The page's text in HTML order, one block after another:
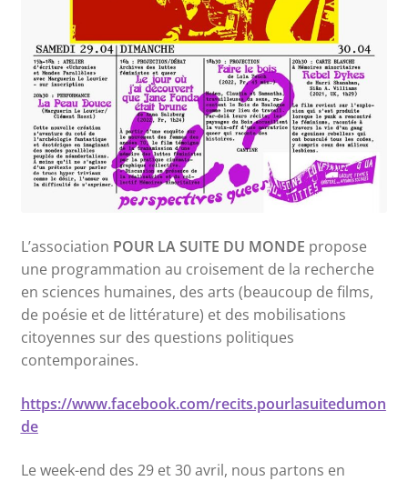
L’association POUR LA SUITE DU MONDE propose
une programmation au croisement de la recherche
en sciences humaines, des arts (beaucoup de films,
de poésie et de littérature) et des mobilisations
citoyennes sur des questions politiques
contemporaines.
https://www.facebook.com/recits.pourlasuitedumon
de
Le week-end des 29 et 30 avril, nous partons en